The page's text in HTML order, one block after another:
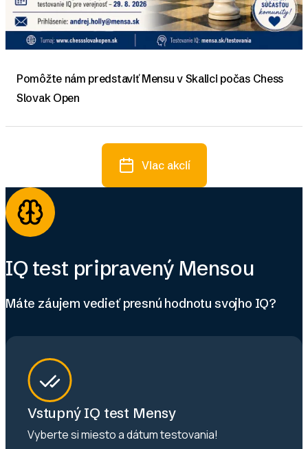
Pomôžte nám predstaviť Mensu v Skalici počas Chess
Slovak Open
Viac akcií
IQ test pripravený Mensou
Máte záujem vedieť presnú hodnotu svojho IQ?
Vstupný IQ test Mensy
Vyberte si miesto a dátum testovania!